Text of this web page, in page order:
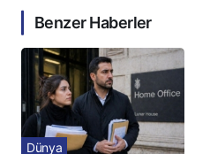
Benzer Haberler
Dünya